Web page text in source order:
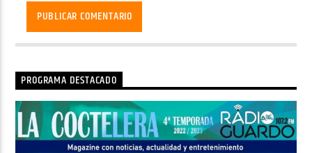
PROGRAMA DESTACADO